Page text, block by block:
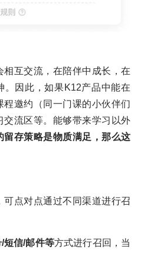
互交流，在陪伴中成长，在
。因此，如果K12产品中能在
邀约（同一门课的小伙伴们
流区等。能够带来学习以外
留存策略是物质满足，那么这
点对点通过不同渠道进行召
短信/邮件等方式进行召回，当